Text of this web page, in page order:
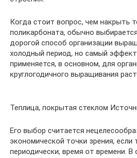
Когда стоит вопрос, чем накрыть
поликарбоната, обычно
дорогой способ организации
холодный период, но самый
применяется, в основном, для
круглогодичного выращивания
Теплица, покрытая стеклом
Его выбор считается
экономической точки зрения, если
периодически, время от времени. В